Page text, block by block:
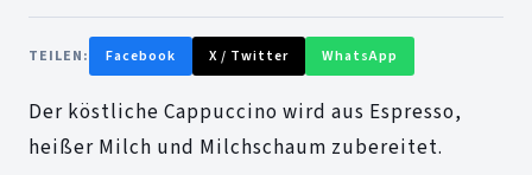
TEILEN: Facebook X / Twitter WhatsApp
Der köstliche Cappuccino wird aus Espresso,
heißer Milch und Milchschaum zubereitet.